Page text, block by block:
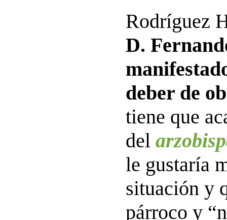
Rodríguez
D.
deber de
tiene que
del
le gustaría
situación y
párroco y